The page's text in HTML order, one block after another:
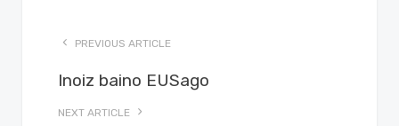
PREVIOUS ARTICLE
Inoiz baino EUSago
NEXT ARTICLE